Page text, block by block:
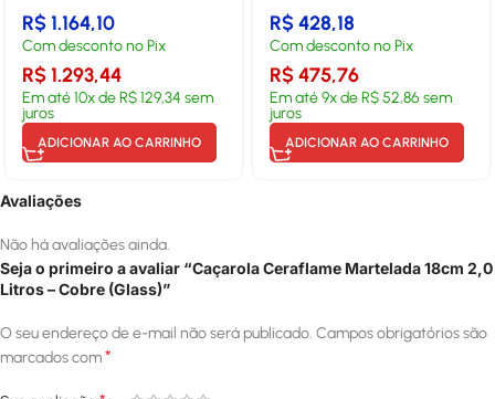
R$1.164,10
Com desconto no Pix
R$1.293,44
Em até10x deR$129,34 sem
juros
ADICIONAR AO CARRINHO
R$428,18
Com desconto no Pix
R$475,76
Em até9x deR$52,86 sem
juros
ADICIONAR AO CARRINHO
Avaliações
Não há avaliações ainda.
Seja o primeiro a avaliar “Caçarola Ceraflame Martelada 18cm 2,0
Litros – Cobre (Glass)”
O seu endereço de e-mail não será publicado. Campos obrigatórios são
marcados com*